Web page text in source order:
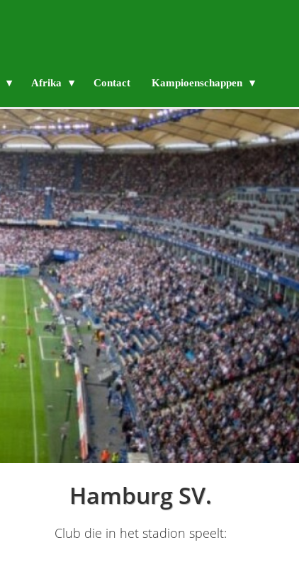
Afrika Contact Kampioenschappen
Hamburg SV.
Club die in het stadion speelt: